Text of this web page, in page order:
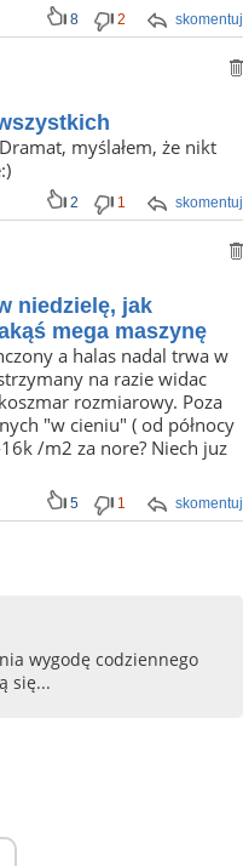
skomentuj
8 2
myślałem, że nikt
skomentuj
2 1
niedzielę, jak
mega maszynę
a halas nadal trwa w
na razie widac
rozmiarowy. Poza
"w cieniu" ( od północy
/m2 za nore? Niech juz
skomentuj
5 1
wygodę codziennego
się...